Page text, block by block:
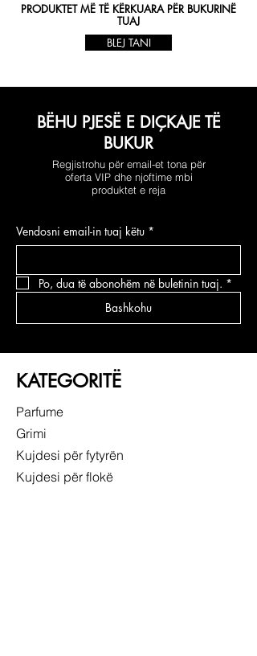
PRODUKTET MË TË KËRKUARA PËR BUKURINË
TUAJ
BLEJ TANI
BËHU PJESË E DIÇKAJE TË
BUKUR
Regjistrohu për email-et tona për
oferta VIP dhe njoftime mbi
produktet e reja
Vendosni email-in tuaj këtu *
Po, dua të abonohëm në buletinin tuaj. *
Bashkohu
KATEGORITË
Parfume
Grimi
Kujdesi për fytyrën
Kujdesi për flokë